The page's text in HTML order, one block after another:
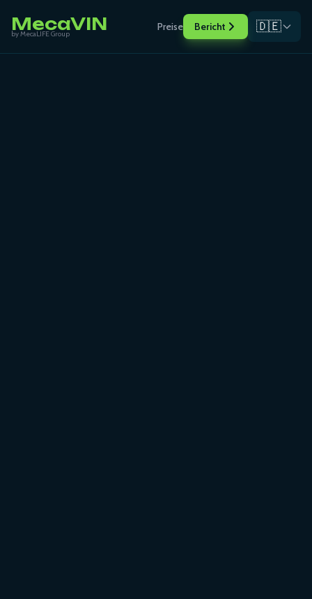
MecaVIN
by MecaLIFE Group
Preise Bericht 🇩🇪